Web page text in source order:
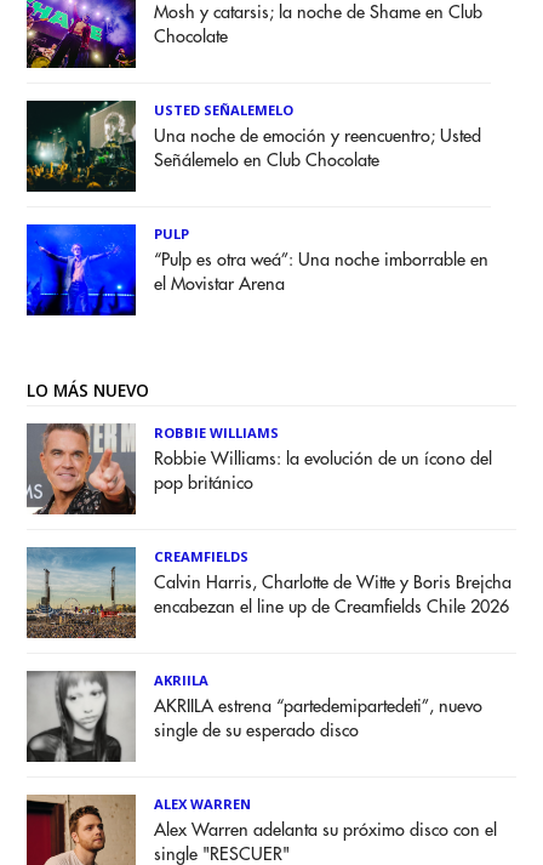
Mosh y catarsis; la noche de Shame en Club
Chocolate
USTED SEÑALEMELO
Una noche de emoción y reencuentro; Usted
Señálemelo en Club Chocolate
PULP
“Pulp es otra weá”: Una noche imborrable en
el Movistar Arena
LO MÁS NUEVO
ROBBIE WILLIAMS
Robbie Williams: la evolución de un ícono del
pop británico
CREAMFIELDS
Calvin Harris, Charlotte de Witte y Boris Brejcha
encabezan el line up de Creamfields Chile 2026
AKRIILA
AKRIILA estrena “partedemipartedeti”, nuevo
single de su esperado disco
ALEX WARREN
Alex Warren adelanta su próximo disco con el
single "RESCUER"